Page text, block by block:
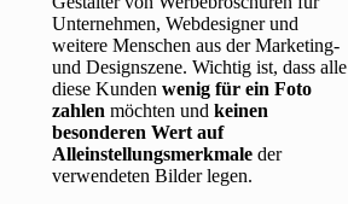
Unternehmen, Webdesigner und
weitere Menschen aus der Marketing-
und Designszene. Wichtig ist, dass alle
diese Kundenwenig für ein Foto
zahlen möchten undkeinen
besonderen Wert auf
Alleinstellungsmerkmale der
verwendeten Bilder legen.